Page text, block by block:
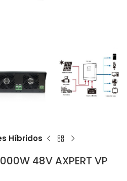
Híbridos
48V AXPERT VP